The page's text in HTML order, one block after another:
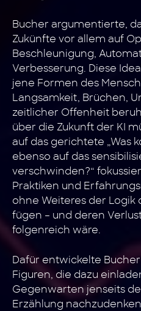
Bucher argumentierte,
Zukünfte vor allem auf
Beschleunigung,
Verbesserung. Diese
jene Formen des
Langsamkeit, Brüchen,
zeitlicher Offenheit
über die Zukunft der KI
auf das gerichtete „Was
ebenso auf das
verschwinden?“
Praktiken und
ohne Weiteres der Logik
fügen – und deren
folgenreich wäre.
Dafür entwickelte
Figuren, die dazu
Gegenwarten jenseits
Erzählung